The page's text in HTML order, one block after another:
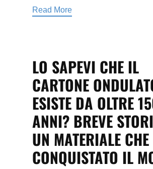
Read More
LO SAPEVI CHE IL
CARTONE
ESISTE DA OLTRE
ANNI? BREVE
UN MATERIALE
CONQUISTATO IL